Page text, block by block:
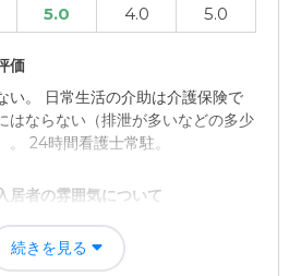
5.0 4.0 5.0
価
い。 日常生活の介助は介護保険で
はならない（排泄が多いなどの多少
24時間看護士常駐。
居者の雰囲気について
は親切に対応いただき、良い印象を
とは親切あまり接することがなか
続きを見る